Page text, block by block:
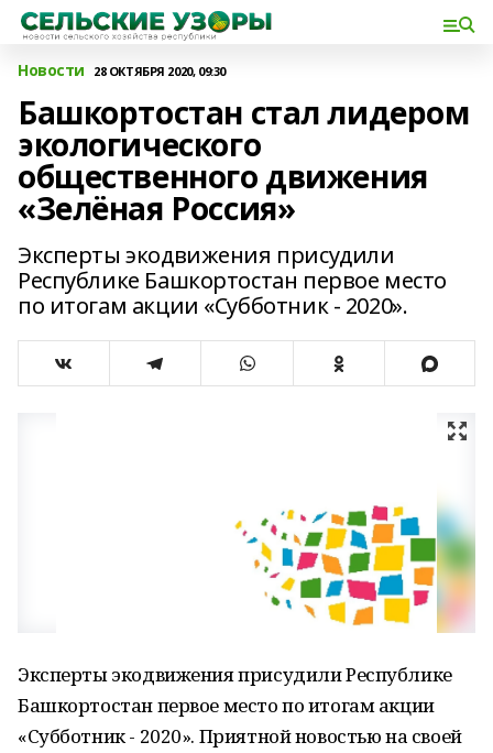
Новости 28 ОКТЯБРЯ 2020, 09:30
Башкортостан стал лидером
экологического
общественного движения
«Зелёная Россия»
Эксперты экодвижения присудили
Республике Башкортостан первое место
по итогам акции «Субботник - 2020».
Эксперты экодвижения присудили Республике
Башкортостан первое место по итогам акции
«Субботник - 2020». Приятной новостью на своей